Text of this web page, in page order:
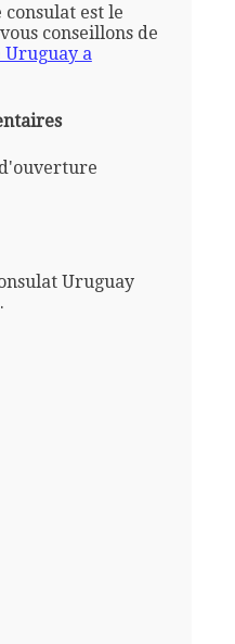
consulat est le
conseillons de
Uruguay a
Uruguay